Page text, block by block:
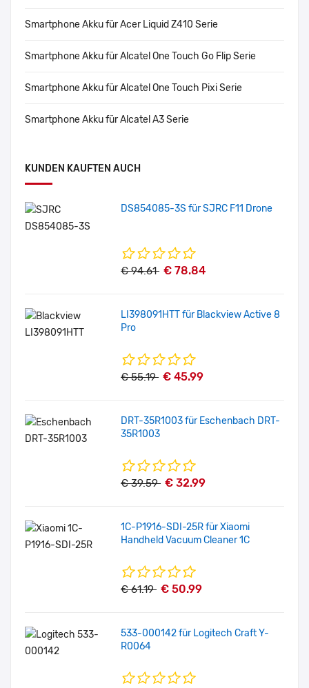
Smartphone Akku für Acer Liquid Z410 Serie
Smartphone Akku für Alcatel One Touch Go Flip Serie
Smartphone Akku für Alcatel One Touch Pixi Serie
Smartphone Akku für Alcatel A3 Serie
KUNDEN KAUFTEN AUCH
DS854085-3S für SJRC F11 Drone
€ 94.61 € 78.84
LI398091HTT für Blackview Active 8
Pro
€ 55.19 € 45.99
DRT-35R1003 für Eschenbach DRT-
35R1003
€ 39.59 € 32.99
1C-P1916-SDI-25R für Xiaomi
Handheld Vacuum Cleaner 1C
€ 61.19 € 50.99
533-000142 für Logitech Craft Y-
R0064